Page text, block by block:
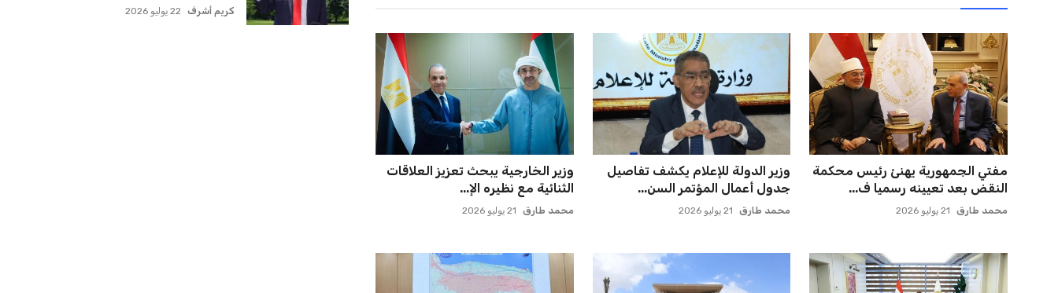
مفتي الجمهورية يهنئ رئيس محكمة
النقض بعد تعيينه رسميا ف...
محمد طارق 21 يوليو 2026
وزير الدولة للإعلام يكشف تفاصيل
جدول أعمال المؤتمر السن...
محمد طارق 21 يوليو 2026
وزير الخارجية يبحث تعزيز العلاقات
الثنائية مع نظيره الإ...
محمد طارق 21 يوليو 2026
كريم أشرف 22 يوليو 2026